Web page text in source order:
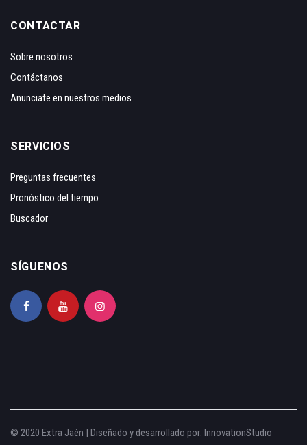
CONTACTAR
Sobre nosotros
Contáctanos
Anunciate en nuestros medios
SERVICIOS
Preguntas frecuentes
Pronóstico del tiempo
Buscador
SÍGUENOS
© 2020 Extra Jaén | Diseñado y desarrollado por: InnovationStudio